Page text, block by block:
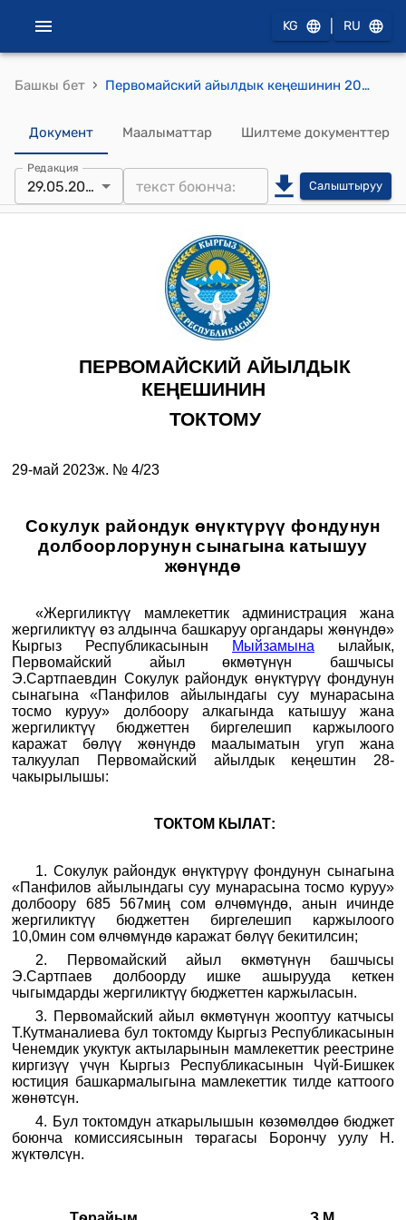
KG RU
Башкы бет › Первомайский айылдык кеңешинин 2023-жылдын 29-майындагы № 4\23 "Сокулук райондук өнүктүрүү фондунун долбоорлорунун сынагына катышуу жөнүндө" токтому
Документ Маалыматтар Шилтеме документтер
Редакция
29.05.2023 Салыштыруу